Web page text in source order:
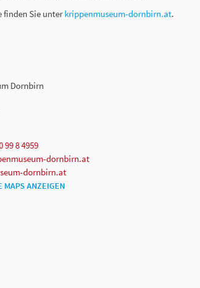
finden Sie unterkrippenmuseum-dornbirn.at.
Dornbirn
99 8 4959
dornbirn.at
dornbirn.at
MAPS ANZEIGEN